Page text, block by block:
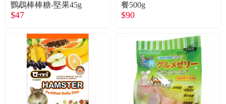
鸚鵡棒棒糖-堅果45g
$47
餐500g
$90